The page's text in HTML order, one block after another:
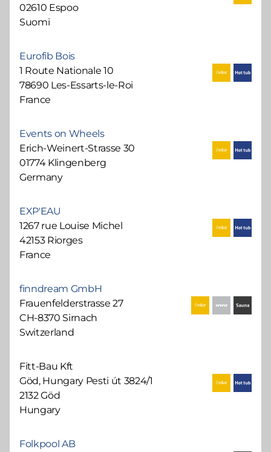
02610 Espoo
Suomi
Eurofib Bois
1 Route Nationale 10
78690 Les-Essarts-le-Roi
France
Events on Wheels
Erich-Weinert-Strasse 30
01774 Klingenberg
Germany
EXP'EAU
1267 rue Louise Michel
42153 Riorges
France
finndream GmbH
Frauenfelderstrasse 27
CH-8370 Sirnach
Switzerland
Fitt-Bau Kft
Göd, Hungary Pesti út 3824/1
2132 Göd
Hungary
Folkpool AB